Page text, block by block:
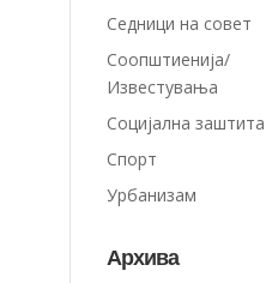
Седници на совет
Соопштиенија/
Известувања
Социјална заштита
Спорт
Урбанизам
Архива